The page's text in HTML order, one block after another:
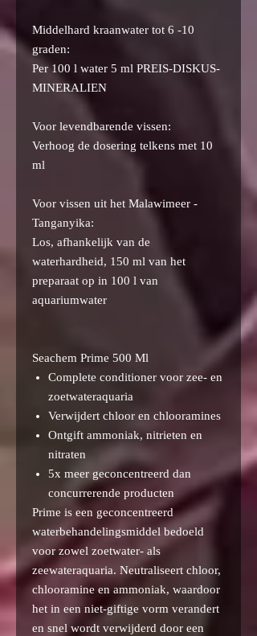
Middelhard kraanwater tot 6 -10
graden:
Per 100 l water 5 ml PREIS-DISKUS-
MINERALIEN
Voor levendbarende vissen:
Verhoog de dosering telkens met 10
ml
Voor vissen uit het Malawimeer -
Tanganyika:
Los, afhankelijk van de
waterhardheid, 150 ml van het
preparaat op in 100 l van
aquariumwater
Seachem Prime 500 Ml
Complete conditioner voor zee- en
zoetwateraquaria
Verwijdert chloor en chlooramines
Ontgift ammoniak, nitrieten en
nitraten
5x meer geconcentreerd dan
concurrerende producten
Prime is een geconcentreerd
waterbehandelingsmiddel bedoeld
voor zowel zoetwater- als
zeewateraquaria. Neutraliseert chloor,
chlooramine en ammoniak, waardoor
het in een niet-giftige vorm verandert
en snel wordt verwijderd door een